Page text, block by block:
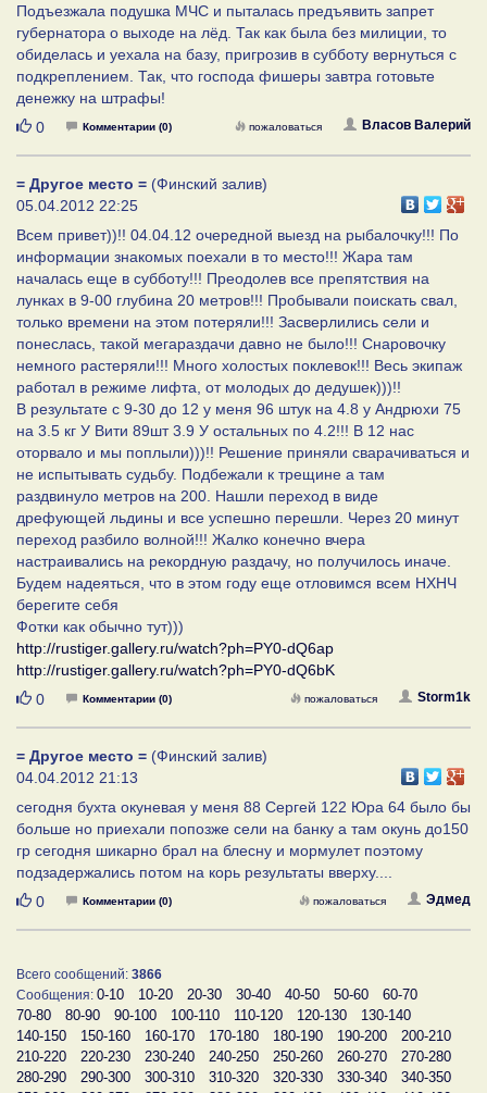
Подъезжала подушка МЧС и пыталась предъявить запрет
губернатора о выходе на лёд. Так как была без милиции, то
обиделась и уехала на базу, пригрозив в субботу вернуться с
подкреплением. Так, что господа фишеры завтра готовьте
денежку на штрафы!
Нравится
0 Комментарии (0) Власов Валерий
пожаловаться
= Другое место = (Финский залив)
05.04.2012 22:25
Всем привет))!! 04.04.12 очередной выезд на рыбалочку!!! По
информации знакомых поехали в то место!!! Жара там
началась еще в субботу!!! Преодолев все препятствия на
лунках в 9-00 глубина 20 метров!!! Пробывали поискать свал,
только времени на этом потеряли!!! Засверлились сели и
понеслась, такой мегараздачи давно не было!!! Снаровочку
немного растеряли!!! Много холостых поклевок!!! Весь экипаж
работал в режиме лифта, от молодых до дедушек)))!!
В результате с 9-30 до 12 у меня 96 штук на 4.8 у Андрюхи 75
на 3.5 кг У Вити 89шт 3.9 У остальных по 4.2!!! В 12 нас
оторвало и мы поплыли)))!! Решение приняли сварачиваться и
не испытывать судьбу. Подбежали к трещине а там
раздвинуло метров на 200. Нашли переход в виде
дрефующей льдины и все успешно перешли. Через 20 минут
переход разбило волной!!! Жалко конечно вчера
настраивались на рекордную раздачу, но получилось иначе.
Будем надеяться, что в этом году еще отловимся всем НХНЧ
берегите себя
Фотки как обычно тут)))
http://rustiger.gallery.ru/watch?ph=PY0-dQ6ap
http://rustiger.gallery.ru/watch?ph=PY0-dQ6bK
Нравится
0 Комментарии (0) Storm1k
пожаловаться
= Другое место = (Финский залив)
04.04.2012 21:13
сегодня бухта окуневая у меня 88 Сергей 122 Юра 64 было бы
больше но приехали попозже сели на банку а там окунь до150
гр сегодня шикарно брал на блесну и мормулет поэтому
подзадержались потом на корь результаты вверху....
Нравится
0 Комментарии (0) Эдмед
пожаловаться
Всего сообщений: 3866
Сообщения: 0-10 10-20 20-30 30-40 40-50 50-60
60-70
70-80
80-90 90-100 100-110 110-120 120-130
130-140
140-150
150-160 160-170 170-180 180-190 190-200
200-210
210-220
220-230 230-240 240-250 250-260 260-270
270-280
280-290
290-300 300-310 310-320 320-330 330-340
340-350